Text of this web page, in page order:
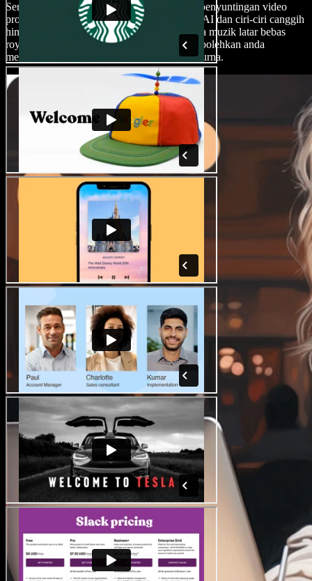
Serlahkan kreativiti anda menggunakan alat penyuntingan video
profesional Speechify Studio. Daripada efek AI dan ciri-ciri canggih
hinggalah perpustakaan klip video, imej, serta muzik latar bebas
royalti dan adil guna, Speechify Studio membolehkan anda
menghasilkan video dengan hasil yang sempurna.